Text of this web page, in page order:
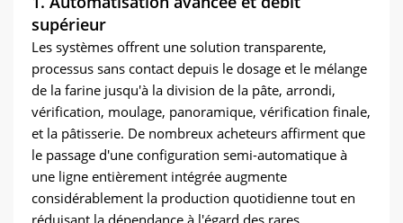
supérieur
Les systèmes offrent une solution transparente,
processus sans contact depuis le dosage et le mélange
de la farine jusqu'à la division de la pâte, arrondi,
vérification, moulage, panoramique, vérification finale,
et la pâtisserie. De nombreux acheteurs affirment que
le passage d'une configuration semi-automatique à
une ligne entièrement intégrée augmente
considérablement la production quotidienne tout en
réduisant la dépendance à l'égard des rares